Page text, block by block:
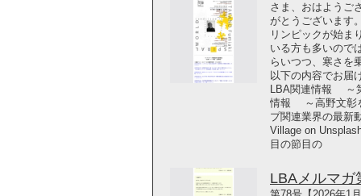
さま、おはようご
がとうございます
リンピックが始ま
いる方も多いので
らいつつ、寒さを
以下の内容でお
LBA関連情報 ～
情報 ～高野文彰
プ関連業界の最新
Village on
目の節目の
LBAメルマガ